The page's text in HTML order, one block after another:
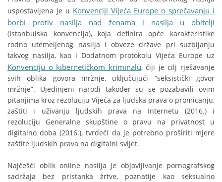
uspostavljena je u Konvenciji Vijeća Europe o sprečavanju i
borbi protiv nasilja nad ženama i nasilja u obitelji
(Istanbulska konvencija), koja definira opće karakteristike
rodno utemeljenog nasilja i obveze države pri suzbijanju
takvog nasilja, kao i Dodatnom protokolu Vijeća Europe uz
Konvenciju o kibernetičkom kriminalu, čiji je cilj rješavanje
svih oblika govora mržnje, uključujući “seksistički govor
mržnje”. Ujedinjeni narodi također su se pozabavili ovim
pitanjima kroz rezoluciju Vijeća za ljudska prava o promicanju,
zaštiti i uživanju ljudskih prava na Internetu (2016.) i
rezoluciju Generalne skupštine o pravu na privatnost u
digitalno doba (2016.), tvrdeći da je potrebno proširiti mjere
zaštite ljudskih prava na digitalni svijet.
Najčešći oblik online nasilja je objavljivanje pornografskog
sadržaja bez pristanka žrtve, poznatije kao seksualno